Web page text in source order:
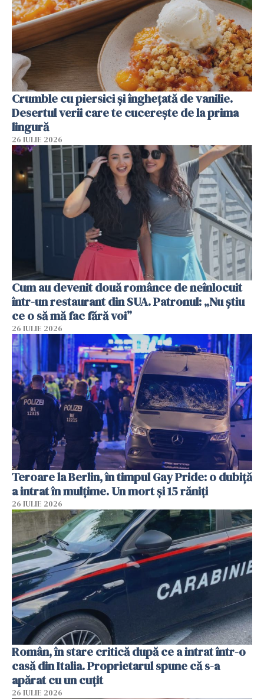
Crumble cu piersici și înghețată de vanilie.
Desertul verii care te cucerește de la prima
lingură
26 IULIE 2026
Cum au devenit două românce de neînlocuit
într-un restaurant din SUA. Patronul: „Nu știu
ce o să mă fac fără voi”
26 IULIE 2026
Teroare la Berlin, în timpul Gay Pride: o dubiță
a intrat în mulțime. Un mort și 15 răniți
26 IULIE 2026
Român, în stare critică după ce a intrat într-o
casă din Italia. Proprietarul spune că s-a
apărat cu un cuțit
26 IULIE 2026